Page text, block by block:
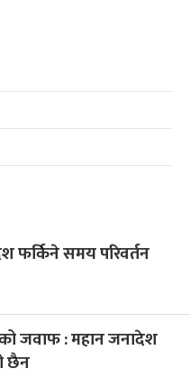
फर्किने समय परिवर्तन
जवाफ : महान जनादेश
छैन